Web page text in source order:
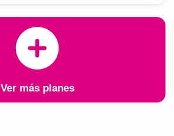
Ver más planes